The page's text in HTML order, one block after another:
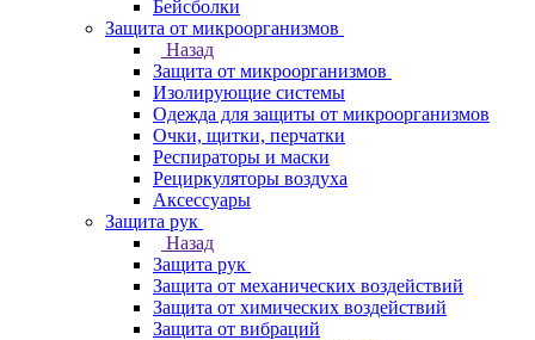
Бейсболки
Защита от микроорганизмов
Назад
Защита от микроорганизмов
Изолирующие системы
Одежда для защиты от микроорганизмов
Очки, щитки, перчатки
Респираторы и маски
Рециркуляторы воздуха
Аксессуары
Защита рук
Назад
Защита рук
Защита от механических воздействий
Защита от химических воздействий
Защита от вибраций